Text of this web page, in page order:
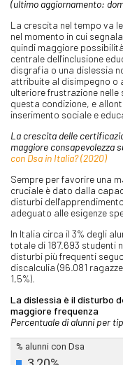
(ultimo aggiornamento:
La crescita nel tempo va
nel momento in cui
quindi maggiore
centrale dell'inclusione
disgrafia o una dislessia
attribuite al disimpegno o
ulteriore frustrazione nelle
questa condizione, e
inserimento sociale e
La crescita delle
maggiore consapevolezza
con Dsa in Italia? (2020)
Sempre per favorire una
cruciale è dato dalla
disturbi
adeguato alle esigenze
In Italia circa il 3% degli
totale di 187.693 studenti
disturbi più frequenti
discalculia (96.081
1,5%).
La dislessia è il disturbo
maggiore frequenza
Percentuale di alunni per